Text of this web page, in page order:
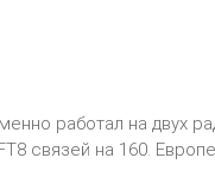
работал на двух
связей на 160.